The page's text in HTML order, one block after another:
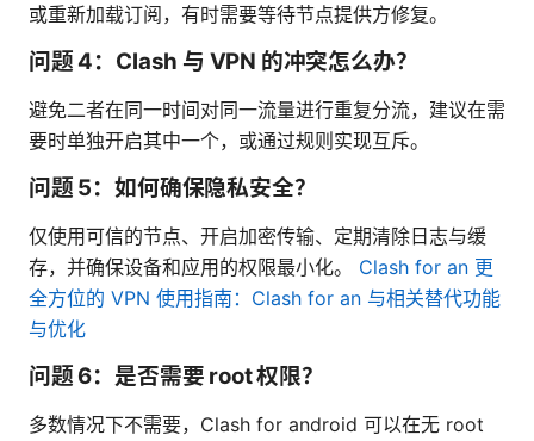
或重新加载订阅，有时需要等待节点提供方修复。
问题 4：Clash 与 VPN 的冲突怎么办？
避免二者在同一时间对同一流量进行重复分流，建议在需
要时单独开启其中一个，或通过规则实现互斥。
问题 5：如何确保隐私安全？
仅使用可信的节点、开启加密传输、定期清除日志与缓
存，并确保设备和应用的权限最小化。 Clash for an 更
全方位的 VPN 使用指南：Clash for an 与相关替代功能
与优化
问题 6：是否需要 root 权限？
多数情况下不需要，Clash for android 可以在无 root